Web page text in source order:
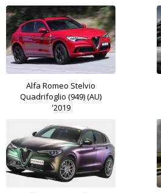
Alfa Romeo Stelvio
Quadrifoglio (949) (AU)
'2019